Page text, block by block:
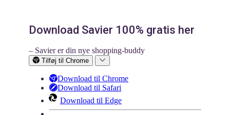
Download Savier 100% gratis her
– Savier er din nye shopping-buddy
Tilføj til Chrome
Download til Chrome
Download til Safari
Download til Edge